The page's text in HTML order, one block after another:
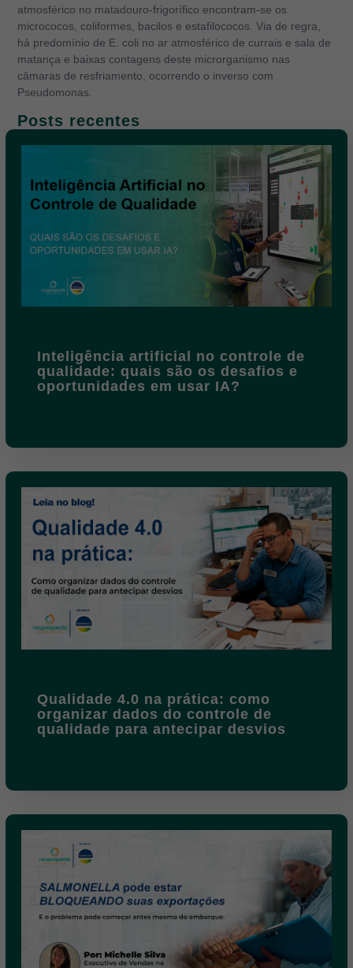
atmosférico no matadouro-frigorífico encontram-se os
micrococos, coliformes, bacilos e estafilococos. Via de regra,
há predomínio de E. coli no ar atmosférico de currais e sala de
matança e baixas contagens deste microrganismo nas
câmaras de resfriamento, ocorrendo o inverso com
Pseudomonas.
Posts recentes
Inteligência artificial no controle de
qualidade: quais são os desafios e
oportunidades em usar IA?
Qualidade 4.0 na prática: como
organizar dados do controle de
qualidade para antecipar desvios